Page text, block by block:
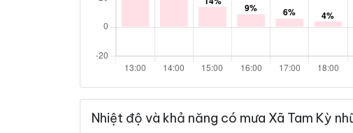
Nhiệt độ và khả năng có mưa Xã Tam Kỳ